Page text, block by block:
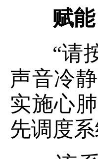
赋
“请按
声音冷
实施心
先调度